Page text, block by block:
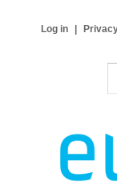
Log in
c